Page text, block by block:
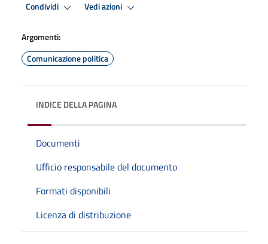
Condividi Vedi azioni
Argomenti:
Comunicazione politica
INDICE DELLA PAGINA
Documenti
Ufficio responsabile del documento
Formati disponibili
Licenza di distribuzione